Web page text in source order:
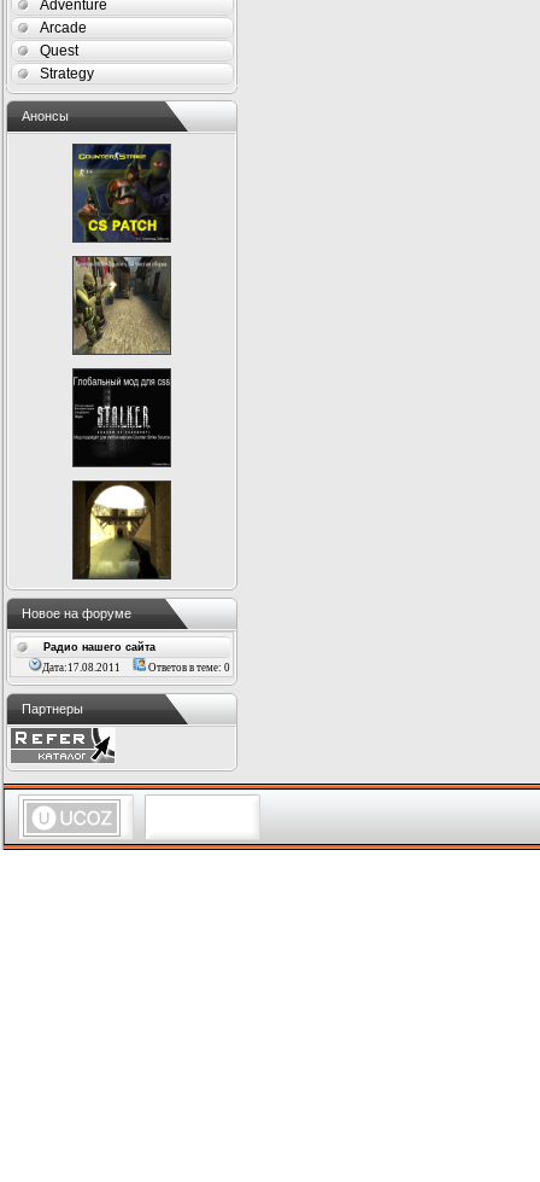
Adventure
Arcade
Quest
Strategy
Анонсы
Новое на форуме
Радио нашего сайта
Дата:17.08.2011
Ответов в теме: 0
Партнеры